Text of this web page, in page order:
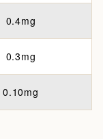
0.4mg
0.3mg
0.10mg